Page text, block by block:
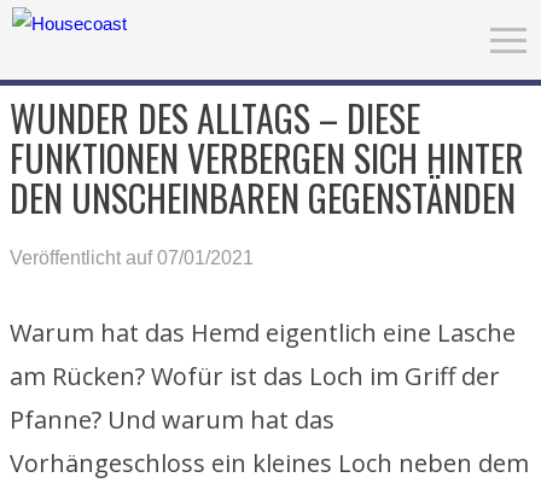
WUNDER DES ALLTAGS – DIESE
FUNKTIONEN VERBERGEN SICH HINTER
DEN UNSCHEINBAREN GEGENSTÄNDEN
Veröffentlicht auf 07/01/2021
Warum hat das Hemd eigentlich eine Lasche
am Rücken? Wofür ist das Loch im Griff der
Pfanne? Und warum hat das
Vorhängeschloss ein kleines Loch neben dem